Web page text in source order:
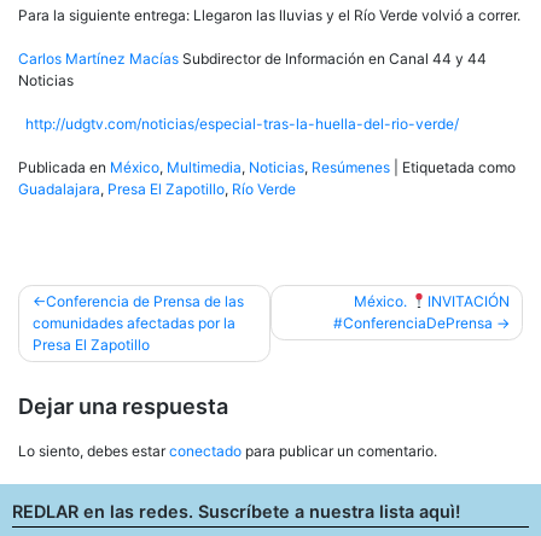
Para la siguiente entrega: Llegaron las lluvias y el Río Verde volvió a correr.
Carlos Martínez Macías Subdirector de Información en Canal 44 y 44
Noticias
http://udgtv.com/noticias/especial-tras-la-huella-del-rio-verde/
Publicada en México, Multimedia, Noticias, Resúmenes
Etiquetada como
Guadalajara, Presa El Zapotillo, Río Verde
Navegación
de
entradas
Conferencia de Prensa de las
comunidades afectadas por la
Presa El Zapotillo
México.
INVITACIÓN
#ConferenciaDePrensa
Dejar una respuesta
Lo siento, debes estarconectado para publicar un comentario.
REDLAR en las redes. Suscríbete a nuestra lista aquì!